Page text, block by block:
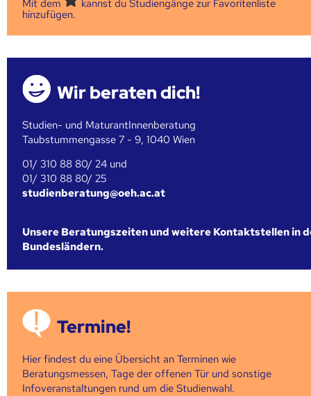
Mit dem
kannst du Studiengänge zur Favoritenliste
hinzufügen.
Wir beraten dich!
Studien- und MaturantInnenberatung
Taubstummengasse 7 - 9, 1040 Wien
01/ 310 88 80/ 24 und
01/ 310 88 80/ 25
studienberatung@oeh.ac.at
Unsere Beratungszeiten und weitere Kontaktstellen in
Bundesländern.
Termine!
Hier findest du eine Übersicht an Terminen wie
Beratungsmessen, Tage der offenen Tür und sonstige
Infoveranstaltungen rund um die Studienwahl.